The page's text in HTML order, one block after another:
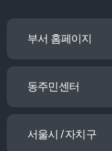
부서 홈페이지
동주민센터
서울시 / 자치구